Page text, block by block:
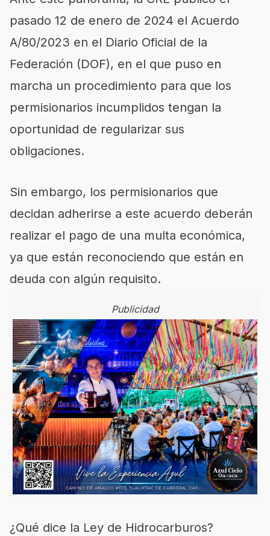
pasado 12 de enero de 2024 el Acuerdo
A/80/2023 en el Diario Oficial de la
Federación (DOF), en el que puso en
marcha un procedimiento para que los
permisionarios incumplidos tengan la
oportunidad de regularizar sus
obligaciones.
Sin embargo, los permisionarios que
decidan adherirse a este acuerdo deberán
realizar el pago de una multa económica,
ya que están reconociendo que están en
deuda con algún requisito.
Publicidad
¿Qué dice la Ley de Hidrocarburos?